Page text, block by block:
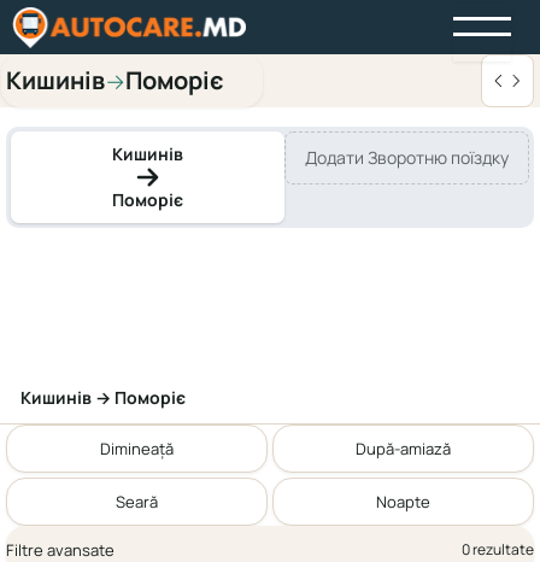
Кишинів→Поморіє
Кишинів
Поморіє
Додати Зворотню поїздку
Кишинів → Поморіє
Dimineață După-amiază
Seară Noapte
Filtre avansate 0 rezultate